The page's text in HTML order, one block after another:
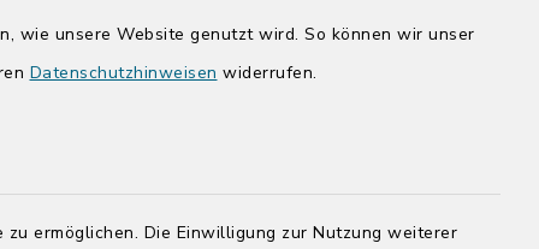
wie unsere Website genutzt wird. So können wir unser
Datenschutzhinweisen widerrufen.
ermöglichen. Die Einwilligung zur Nutzung weiterer
Donnerstag zusätzlich:
14:00-17:00 Uhr